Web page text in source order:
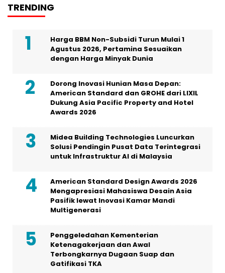
TRENDING
Harga BBM Non-Subsidi Turun Mulai 1
Agustus 2026, Pertamina Sesuaikan
dengan Harga Minyak Dunia
Dorong Inovasi Hunian Masa Depan:
American Standard dan GROHE dari LIXIL
Dukung Asia Pacific Property and Hotel
Awards 2026
Midea Building Technologies Luncurkan
Solusi Pendingin Pusat Data Terintegrasi
untuk Infrastruktur AI di Malaysia
American Standard Design Awards 2026
Mengapresiasi Mahasiswa Desain Asia
Pasifik lewat Inovasi Kamar Mandi
Multigenerasi
Penggeledahan Kementerian
Ketenagakerjaan dan Awal
Terbongkarnya Dugaan Suap dan
Gatifikasi TKA